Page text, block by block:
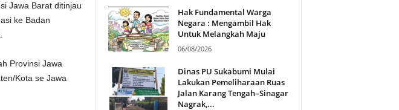
Jawa Barat ditinjau
ke Badan
Provinsi Jawa
Kota se Jawa
Hak Fundamental Warga
Negara : Mengambil Hak
Untuk Melangkah Maju
06/08/2026
Dinas PU Sukabumi Mulai
Lakukan Pemeliharaan Ruas
Jalan Karang Tengah–Sinagar
Nagrak,...